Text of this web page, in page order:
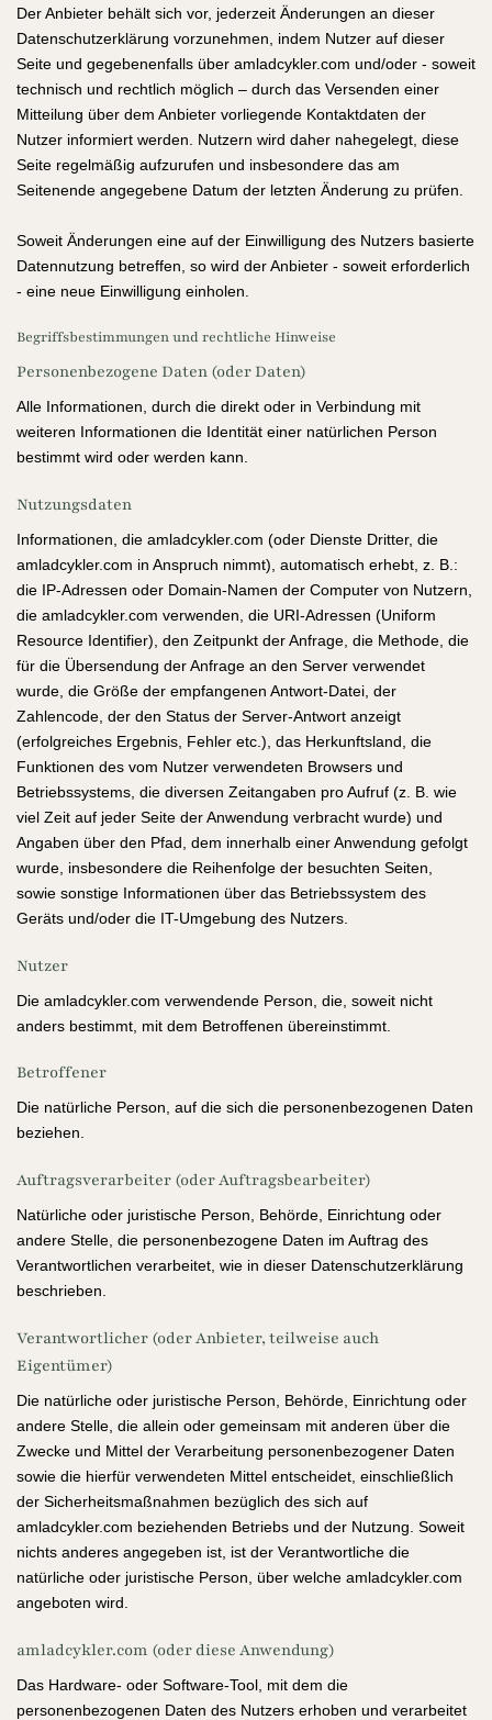
Der Anbieter behält sich vor, jederzeit Änderungen an dieser
Datenschutzerklärung vorzunehmen, indem Nutzer auf dieser
Seite und gegebenenfalls über amladcykler.com und/oder - soweit
technisch und rechtlich möglich – durch das Versenden einer
Mitteilung über dem Anbieter vorliegende Kontaktdaten der
Nutzer informiert werden. Nutzern wird daher nahegelegt, diese
Seite regelmäßig aufzurufen und insbesondere das am
Seitenende angegebene Datum der letzten Änderung zu prüfen.
Soweit Änderungen eine auf der Einwilligung des Nutzers basierte
Datennutzung betreffen, so wird der Anbieter - soweit erforderlich
- eine neue Einwilligung einholen.
Begriffsbestimmungen und rechtliche Hinweise
Personenbezogene Daten (oder Daten)
Alle Informationen, durch die direkt oder in Verbindung mit
weiteren Informationen die Identität einer natürlichen Person
bestimmt wird oder werden kann.
Nutzungsdaten
Informationen, die amladcykler.com (oder Dienste Dritter, die
amladcykler.com in Anspruch nimmt), automatisch erhebt, z. B.:
die IP-Adressen oder Domain-Namen der Computer von Nutzern,
die amladcykler.com verwenden, die URI-Adressen (Uniform
Resource Identifier), den Zeitpunkt der Anfrage, die Methode, die
für die Übersendung der Anfrage an den Server verwendet
wurde, die Größe der empfangenen Antwort-Datei, der
Zahlencode, der den Status der Server-Antwort anzeigt
(erfolgreiches Ergebnis, Fehler etc.), das Herkunftsland, die
Funktionen des vom Nutzer verwendeten Browsers und
Betriebssystems, die diversen Zeitangaben pro Aufruf (z. B. wie
viel Zeit auf jeder Seite der Anwendung verbracht wurde) und
Angaben über den Pfad, dem innerhalb einer Anwendung gefolgt
wurde, insbesondere die Reihenfolge der besuchten Seiten,
sowie sonstige Informationen über das Betriebssystem des
Geräts und/oder die IT-Umgebung des Nutzers.
Nutzer
Die amladcykler.com verwendende Person, die, soweit nicht
anders bestimmt, mit dem Betroffenen übereinstimmt.
Betroffener
Die natürliche Person, auf die sich die personenbezogenen Daten
beziehen.
Auftragsverarbeiter (oder Auftragsbearbeiter)
Natürliche oder juristische Person, Behörde, Einrichtung oder
andere Stelle, die personenbezogene Daten im Auftrag des
Verantwortlichen verarbeitet, wie in dieser Datenschutzerklärung
beschrieben.
Verantwortlicher (oder Anbieter, teilweise auch
Eigentümer)
Die natürliche oder juristische Person, Behörde, Einrichtung oder
andere Stelle, die allein oder gemeinsam mit anderen über die
Zwecke und Mittel der Verarbeitung personenbezogener Daten
sowie die hierfür verwendeten Mittel entscheidet, einschließlich
der Sicherheitsmaßnahmen bezüglich des sich auf
amladcykler.com beziehenden Betriebs und der Nutzung. Soweit
nichts anderes angegeben ist, ist der Verantwortliche die
natürliche oder juristische Person, über welche amladcykler.com
angeboten wird.
amladcykler.com (oder diese Anwendung)
Das Hardware- oder Software-Tool, mit dem die
personenbezogenen Daten des Nutzers erhoben und verarbeitet